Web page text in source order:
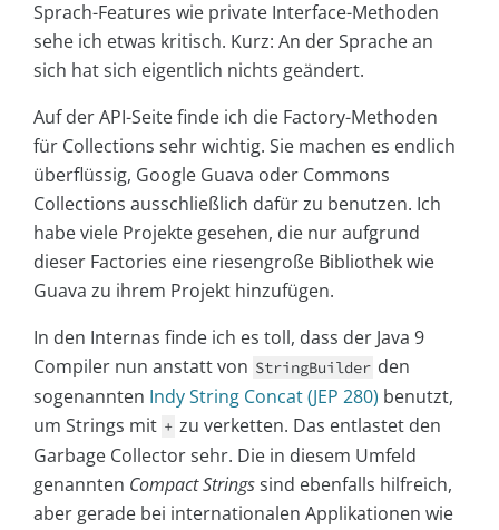
Sprach-Features wie private Interface-Methoden
sehe ich etwas kritisch. Kurz: An der Sprache an
sich hat sich eigentlich nichts geändert.
Auf der API-Seite finde ich die Factory-Methoden
für Collections sehr wichtig. Sie machen es endlich
überflüssig, Google Guava oder Commons
Collections ausschließlich dafür zu benutzen. Ich
habe viele Projekte gesehen, die nur aufgrund
dieser Factories eine riesengroße Bibliothek wie
Guava zu ihrem Projekt hinzufügen.
In den Internas finde ich es toll, dass der Java 9
Compiler nun anstatt von StringBuilder den
sogenannten Indy String Concat (JEP 280) benutzt,
um Strings mit + zu verketten. Das entlastet den
Garbage Collector sehr. Die in diesem Umfeld
genannten Compact Stringssind ebenfalls hilfreich,
aber gerade bei internationalen Applikationen wie